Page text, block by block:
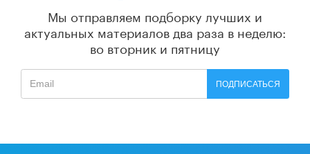
Мы отправляем подборку лучших и
актуальных материалов два раза в неделю:
во вторник и пятницу
ПОДПИСАТЬСЯ